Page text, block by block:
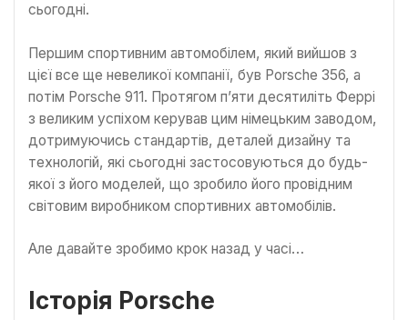
сьогодні.
Першим спортивним автомобілем, який вийшов з
цієї все ще невеликої компанії, був Porsche 356, а
потім Porsche 911. Протягом п’яти десятиліть Феррі
з великим успіхом керував цим німецьким заводом,
дотримуючись стандартів, деталей дизайну та
технологій, які сьогодні застосовуються до будь-
якої з його моделей, що зробило його провідним
світовим виробником спортивних автомобілів.
Але давайте зробимо крок назад у часі…
Історія Porsche